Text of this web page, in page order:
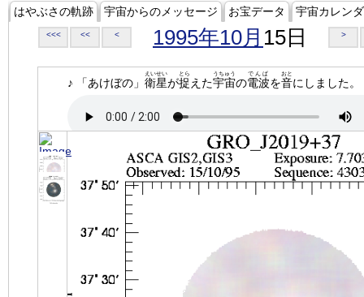
はやぶさの軌跡 宇宙からのメッセージ お宝データ 宇宙カレン
<<< << < 1995年10月 15日 >
♪ 「あけぼの」 衛星
えいせい
が捉
とら
えた宇宙
うちゅう
の電波
でんぱ
を音
おと
にしました。